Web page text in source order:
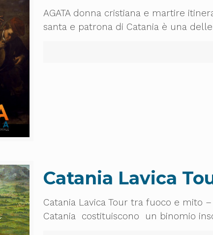
AGATA donna cristiana e martire
santa e patrona di Catania è una
Catania Lavica
Catania Lavica Tour tra fuoco e mito
Catania costituiscono un binomio